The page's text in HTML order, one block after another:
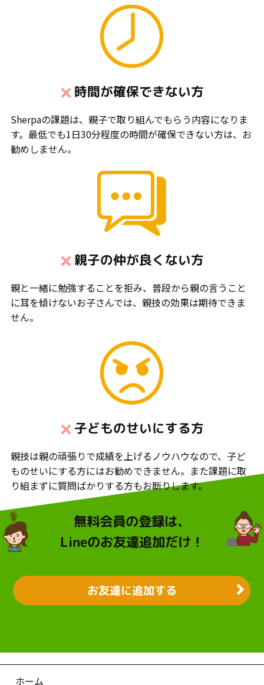
時間が確保できない方
Sherpaの課題は、親子で取り組んでもらう内容になりま
す。最低でも1日30分程度の時間が確保できない方は、お
勧めしません。
親子の仲が良くない方
親と一緒に勉強することを拒み、普段から親の言うこと
に耳を傾けないお子さんでは、親技の効果は期待できま
せん。
子どものせいにする方
親技は親の頑張りで成績を上げるノウハウなので、子ど
ものせいにする方にはお勧めできません。また課題に取
り組まずに質問ばかりする方もお断りします。
無料会員の登録は、
Lineのお友達追加だけ！
お友達に追加する
ホーム